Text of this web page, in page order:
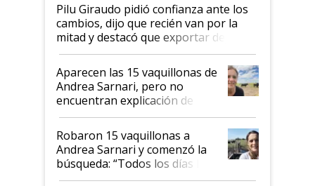
Pilu Giraudo pidió confianza ante los
cambios, dijo que recién van por la
mitad y destacó que exportar dejó de
ser "para unos pocos": "Tenemos un
mandato muy claro del gobierno
nacional"
Aparecen las 15 vaquillonas de
Andrea Sarnari, pero no
encuentran explicación de
cómo llegaron allí
Robaron 15 vaquillonas a
Andrea Sarnari y comenzó la
búsqueda: “Todos los días le
toca a algún productor”